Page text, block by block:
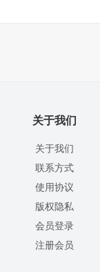
关于我们
关于我们
联系方式
使用协议
版权隐私
会员登录
注册会员